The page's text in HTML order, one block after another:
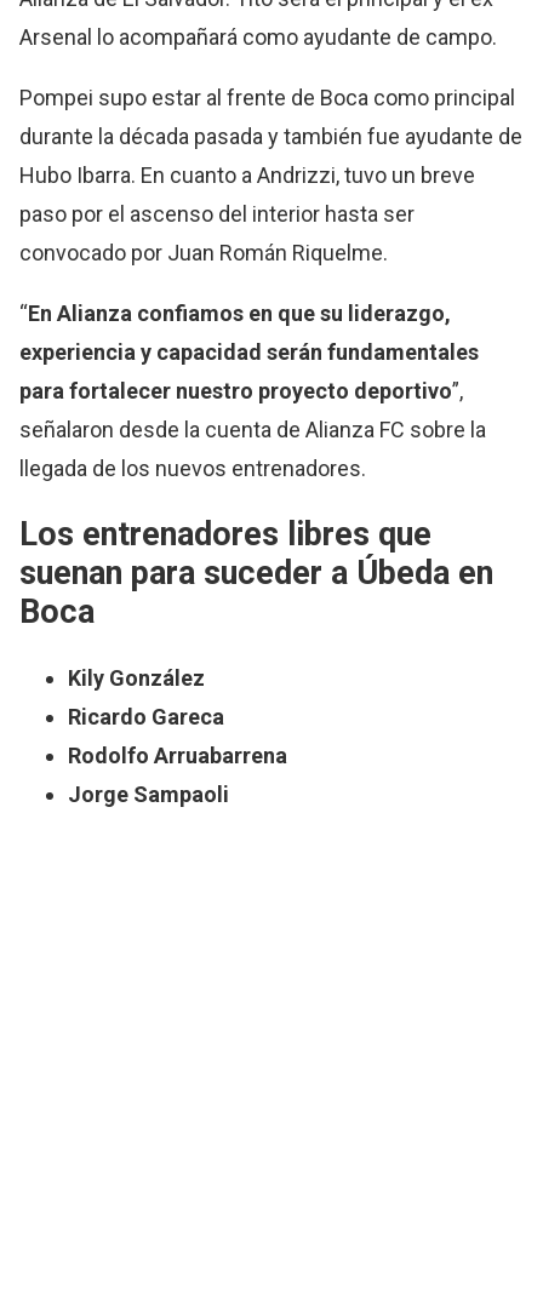
Arsenal lo acompañará como ayudante de campo.
Pompei supo estar al frente de Boca como principal
durante la década pasada y también fue ayudante de
Hubo Ibarra. En cuanto a Andrizzi, tuvo un breve
paso por el ascenso del interior hasta ser
convocado por Juan Román Riquelme.
“En Alianza confiamos en que su liderazgo,
experiencia y capacidad serán fundamentales
para fortalecer nuestro proyecto deportivo”,
señalaron desde la cuenta de Alianza FC sobre la
llegada de los nuevos entrenadores.
Los entrenadores libres que
suenan para suceder a Úbeda en
Boca
Kily González
Ricardo Gareca
Rodolfo Arruabarrena
Jorge Sampaoli